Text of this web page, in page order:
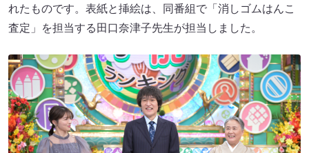
れたものです。表紙と挿絵は、同番組で「消しゴムはんこ
査定」を担当する田口奈津子先生が担当しました。